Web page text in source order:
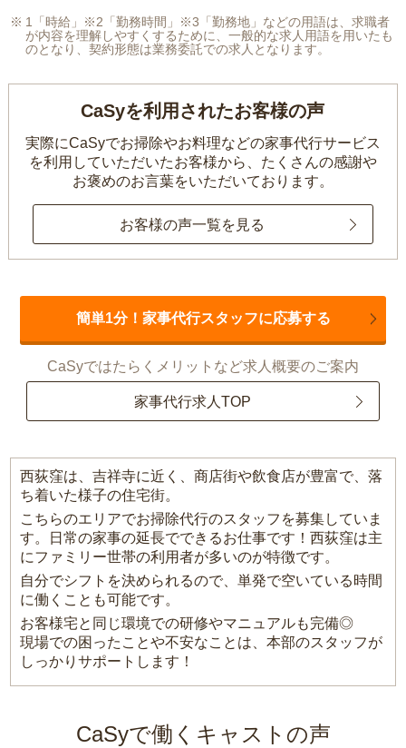
1「時給」※2「勤務時間」※3「勤務地」などの用語は、求職者
が内容を理解しやすくするために、一般的な求人用語を用いたも
のとなり、契約形態は業務委託での求人となります。
CaSyを利用されたお客様の声
実際にCaSyでお掃除やお料理などの家事代行サービス
を利用していただいたお客様から、 たくさんの感謝や
お褒めのお言葉をいただいております。
お客様の声一覧を見る
簡単1分！家事代行スタッフに応募する
CaSyではたらくメリットなど求人概要のご案内
家事代行求人TOP
西荻窪は、吉祥寺に近く、商店街や飲食店が豊富で、落
ち着いた様子の住宅街。
こちらのエリアでお掃除代行のスタッフを募集していま
す。日常の家事の延長でできるお仕事です！西荻窪は主
にファミリー世帯の利用者が多いのが特徴です。
自分でシフトを決められるので、単発で空いている時間
に働くことも可能です。
お客様宅と同じ環境での研修やマニュアルも完備◎
現場での困ったことや不安なことは、本部のスタッフが
しっかりサポートします！
CaSyで働くキャストの声